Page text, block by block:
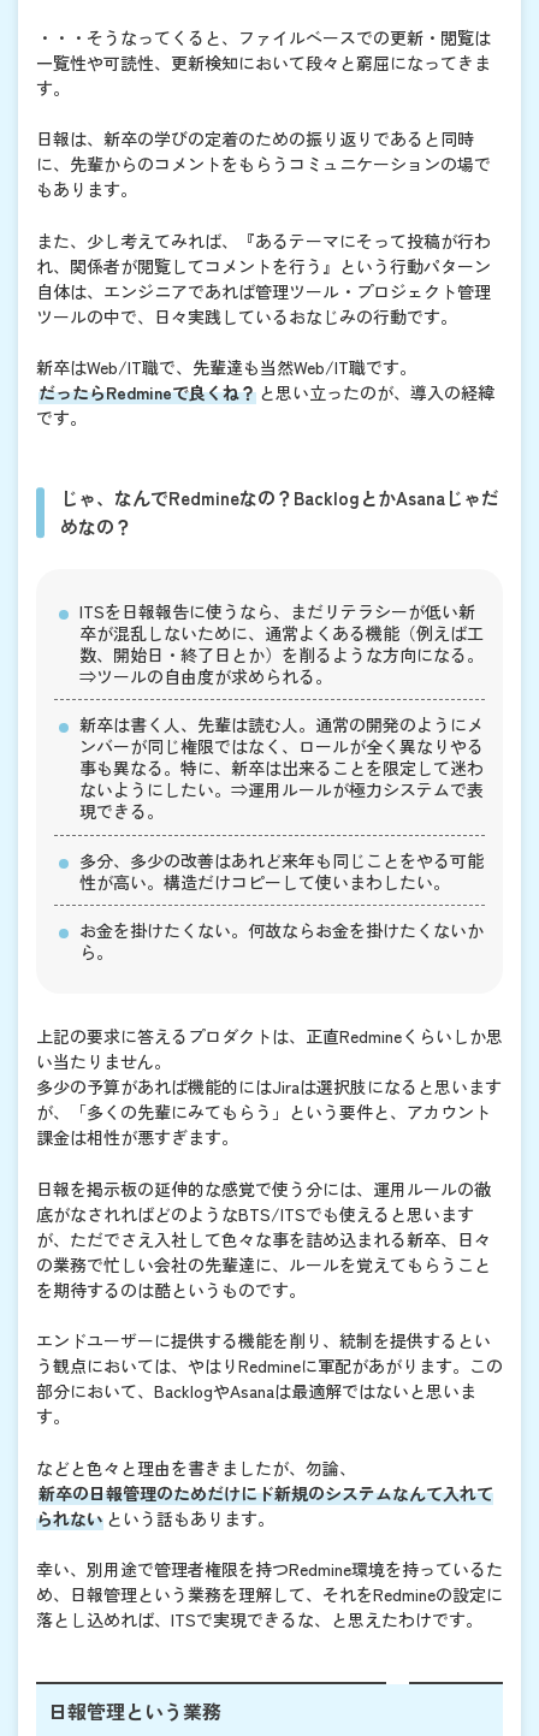
・・・そうなってくると、ファイルベースでの更新・閲覧は
一覧性や可読性、更新検知において段々と窮屈になってきま
す。
日報は、新卒の学びの定着のための振り返りであると同時
に、先輩からのコメントをもらうコミュニケーションの場で
もあります。
また、少し考えてみれば、『あるテーマにそって投稿が行わ
れ、関係者が閲覧してコメントを行う』という行動パターン
自体は、エンジニアであれば管理ツール・プロジェクト管理
ツールの中で、日々実践しているおなじみの行動です。
新卒はWeb/IT職で、先輩達も当然Web/IT職です。
だったらRedmineで良くね？ と思い立ったのが、導入の経緯
です。
じゃ、なんでRedmineなの？BacklogとかAsanaじゃだ
めなの？
ITSを日報報告に使うなら、まだリテラシーが低い新
卒が混乱しないために、通常よくある機能（例えば工
数、開始日・終了日とか）を削るような方向になる。
⇒ツールの自由度が求められる。
新卒は書く人、先輩は読む人。通常の開発のようにメ
ンバーが同じ権限ではなく、ロールが全く異なりやる
事も異なる。特に、新卒は出来ることを限定して迷わ
ないようにしたい。⇒運用ルールが極力システムで表
現できる。
多分、多少の改善はあれど来年も同じことをやる可能
性が高い。構造だけコピーして使いまわしたい。
お金を掛けたくない。何故ならお金を掛けたくないか
ら。
上記の要求に答えるプロダクトは、正直Redmineくらいしか思
い当たりません。
多少の予算があれば機能的にはJiraは選択肢になると思います
が、「多くの先輩にみてもらう」という要件と、アカウント
課金は相性が悪すぎます。
日報を掲示板の延伸的な感覚で使う分には、運用ルールの徹
底がなされればどのようなBTS/ITSでも使えると思います
が、ただでさえ入社して色々な事を詰め込まれる新卒、日々
の業務で忙しい会社の先輩達に、ルールを覚えてもらうこと
を期待するのは酷というものです。
エンドユーザーに提供する機能を削り、統制を提供するとい
う観点においては、やはりRedmineに軍配があがります。この
部分において、BacklogやAsanaは最適解ではないと思いま
す。
などと色々と理由を書きましたが、勿論、
新卒の日報管理のためだけにド新規のシステムなんて入れて
られない という話もあります。
幸い、別用途で管理者権限を持つRedmine環境を持っているた
め、日報管理という業務を理解して、それをRedmineの設定に
落とし込めれば、ITSで実現できるな、と思えたわけです。
日報管理という業務